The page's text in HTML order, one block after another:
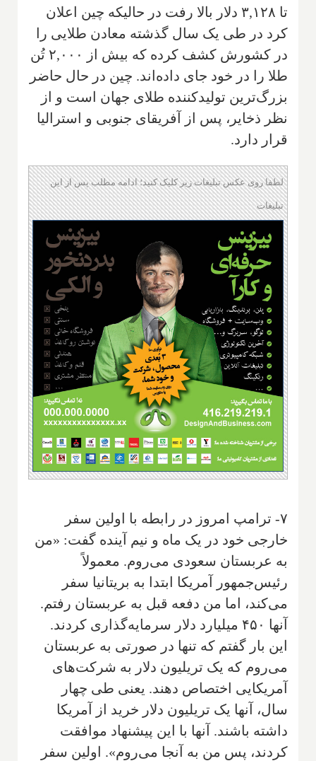
تا ۳,۱۲۸ دلار بالا رفت در حالیکه چین اعلان
کرد در طی یک سال گذشته معادن طلایی را
در کشورش کشف کرده که بیش از ۲,۰۰۰ تُن
طلا را در خود جای داده‌اند. چین در حال حاضر
بزرگ‌ترین تولیدکننده طلای جهان است و از
نظر ذخایر، پس از آفریقای جنوبی و استرالیا
قرار دارد.
لطفا روی عکس تبلیغات زیر کلیک کنید؛ ادامه مطلب پس از این
تبلیغات
۷- ترامپ امروز در رابطه با اولین سفر
خارجی خود در یک ماه و نیم آینده گفت: «من
به عربستان سعودی می‌روم. معمولاً
رئیس‌جمهور آمریکا ابتدا به بریتانیا سفر
می‌کند، اما من دفعه قبل به عربستان رفتم.
آنها ۴۵۰ میلیارد دلار سرمایه‌گذاری کردند.
این بار گفتم که تنها در صورتی به عربستان
می‌روم که یک تریلیون دلار به شرکت‌های
آمریکایی اختصاص دهند. یعنی طی چهار
سال، آنها یک تریلیون دلار خرید از آمریکا
داشته باشند. آنها با این پیشنهاد موافقت
کردند، پس من به آنجا می‌روم». اولین سفر